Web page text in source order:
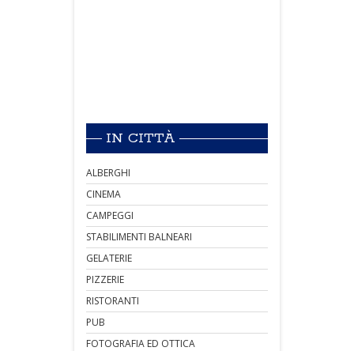
IN CITTÀ
ALBERGHI
CINEMA
CAMPEGGI
STABILIMENTI BALNEARI
GELATERIE
PIZZERIE
RISTORANTI
PUB
FOTOGRAFIA ED OTTICA